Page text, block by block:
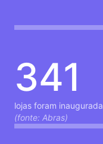
341
lojas foram
(fonte: Abras)